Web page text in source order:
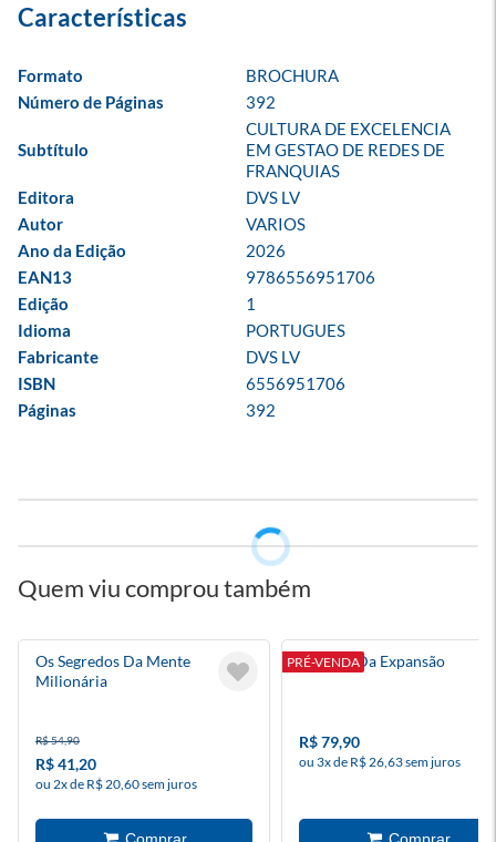
Formato
BROCHURA
Número de Páginas
392
Subtítulo
CULTURA DE EXCELENCIA
EM GESTAO DE REDES DE
FRANQUIAS
Editora
DVS LV
Autor
VARIOS
Ano da Edição
2026
EAN13
9786556951706
Edição
1
Idioma
PORTUGUES
Fabricante
DVS LV
ISBN
6556951706
Páginas
392
Quem viu comprou também
Os Segredos Da Mente
Milionária
R$ 54,90
R$ 41,20
ou 2x de R$ 20,60 sem juros
PRÉ-VENDA
O Mapa Da Expansão
R$ 79,90
ou 3x de R$ 26,63 sem juros